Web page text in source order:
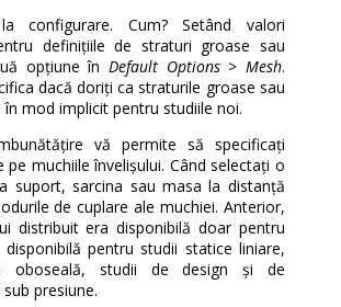
configurare. Cum? Setând valori
definițiile de straturi groase sau
opțiune în Default Options > Mesh.
dacă doriți ca straturile groase sau
mod implicit pentru studiile noi.
vă permite să specificați
pe muchiile învelișului. Când selectați o
suport, sarcina sau masa la distanță
de cuplare ale muchiei. Anterior,
distribuit era disponibilă doar pentru
pentru studii statice liniare,
oboseală, studii de design și de
presiune.